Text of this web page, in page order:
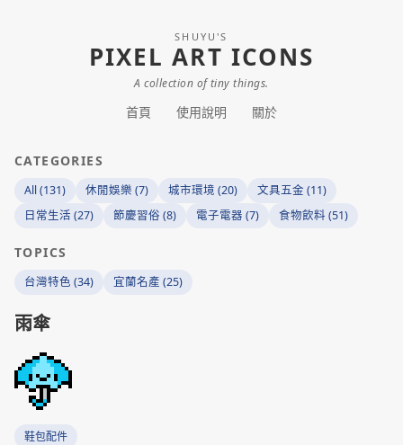
SHUYU'S
PIXEL ART ICONS
A collection of tiny things.
首頁 使用說明 關於
CATEGORIES
All (131) 休閒娛樂 (7) 城市環境 (20)
文具五金 (11)
日常生活 (27)
節慶習俗 (8) 電子電器 (7) 食物飲料 (51)
TOPICS
台灣特色 (34) 宜蘭名產 (25)
雨傘
鞋包配件